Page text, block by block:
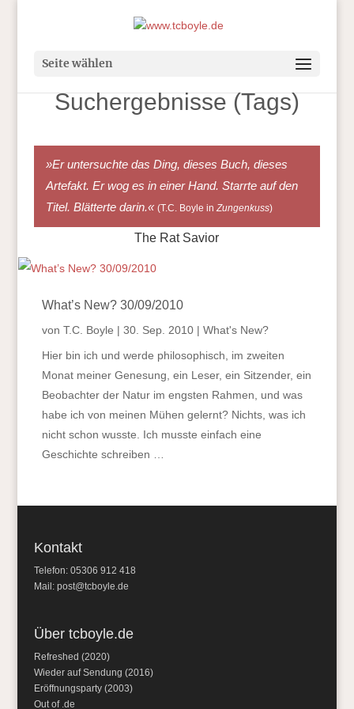
Seite wählen
Suchergebnisse (Tags)
»Er untersuchte das Ding, dieses Buch, dieses
Artefakt. Er wog es in einer Hand. Starrte auf den
Titel. Blätterte darin.« (T.C. Boyle in Zungenkuss)
The Rat Savior
What’s New? 30/09/2010
von T.C. Boyle | 30. Sep. 2010| What's New?
Hier bin ich und werde philosophisch, im zweiten
Monat meiner Genesung, ein Leser, ein Sitzender, ein
Beobachter der Natur im engsten Rahmen, und was
habe ich von meinen Mühen gelernt? Nichts, was ich
nicht schon wusste. Ich musste einfach eine
Geschichte schreiben …
Kontakt
Telefon: 05306 912 418
Mail: post@tcboyle.de
Über tcboyle.de
Refreshed (2020)
Wieder auf Sendung (2016)
Eröffnungsparty (2003)
Out of .de